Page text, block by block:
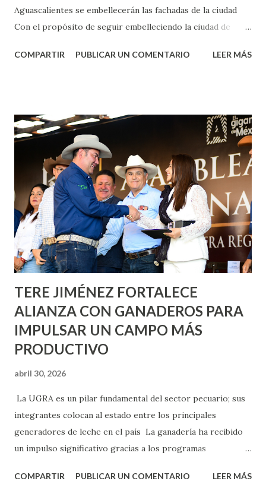
Aguascalientes se embellecerán las fachadas de la ciudad
Con el propósito de seguir embelleciendo la ciudad de
municipal, Leo Montañez dio inicio al programa
Corazón Urbano y el Municipio capital. Leo Montañez
informó que en este programa se usarán cerca de 90 mil
metros cuadrados de pintura, para dar inicio en la calle
Nieto, entre Jesús F. Elizondo y la calle 22 de Octubre, con
lo que se aplicará pintura en 66 casas. Posteriormente se
llevará este programa a Villas de Nuestra Señora de la
Asunción, Avenida Alameda y Decreto 27 de Septiembre, en
los edificios FOVISSSTE Ojo de Agua, en la comunidad
Norias de Paso Hondo y en los edificios de...
COMPARTIR PUBLICAR UN COMENTARIO LEER MÁS
TERE JIMÉNEZ FORTALECE
ALIANZA CON GANADEROS PARA
IMPULSAR UN CAMPO MÁS
PRODUCTIVO
abril 30, 2026
La UGRA es un pilar fundamental del sector pecuario; sus
integrantes colocan al estado entre los principales
generadores de leche en el país La ganadería ha recibido
un impulso significativo gracias a los programas
muestra de su respaldo firme y decidido al campo, la
COMPARTIR PUBLICAR UN COMENTARIO LEER MÁS